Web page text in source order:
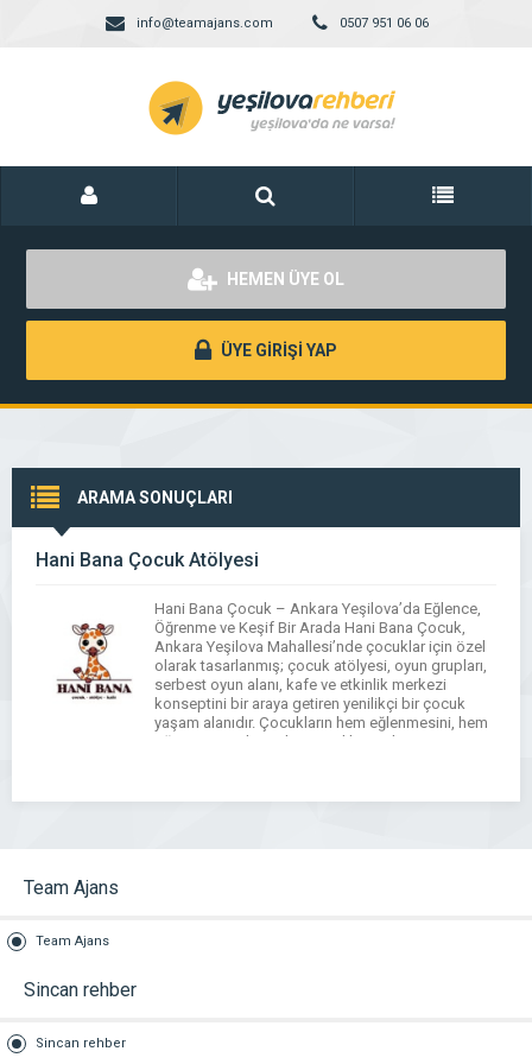
info@teamajans.com 0507 951 06 06
HEMEN ÜYE OL
ÜYE GİRİŞİ YAP
ARAMA SONUÇLARI
Hani Bana Çocuk Atölyesi
Hani Bana Çocuk – Ankara Yeşilova’da Eğlence,
Öğrenme ve Keşif Bir Arada Hani Bana Çocuk,
Ankara Yeşilova Mahallesi’nde çocuklar için özel
olarak tasarlanmış; çocuk atölyesi, oyun grupları,
serbest oyun alanı, kafe ve etkinlik merkezi
konseptini bir araya getiren yenilikçi bir çocuk
yaşam alanıdır. Çocukların hem eğlenmesini, hem
öğrenmesini, hem de sosyal beceriler
Team Ajans
Team Ajans
Sincan rehber
Sincan rehber